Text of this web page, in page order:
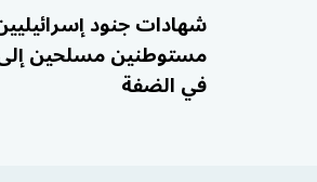
شهادات جنود
مستوطنين مسلحين
في الضفة